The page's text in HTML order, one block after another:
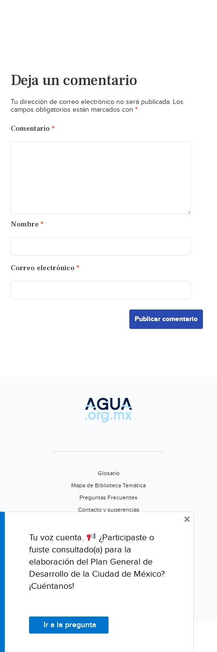
Deja un comentario
Tu dirección de correo electrónico no será publicada. Los
campos obligatorios están marcados con *
Comentario *
Nombre *
Correo electrónico *
Glosario
Mapa de Biblioteca Temática
Preguntas Frecuentes
Contacto y sugerencias
Califica este portal
Tu voz cuenta.
¿Participaste o
fuiste consultado(a) para la
elaboración del Plan General de
Desarrollo de la Ciudad de México?
¡Cuéntanos!
Ir a la pregunta
×